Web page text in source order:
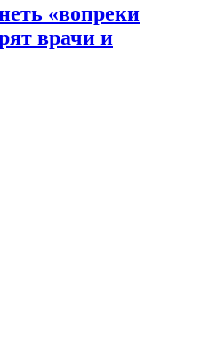
«вопреки
врачи и